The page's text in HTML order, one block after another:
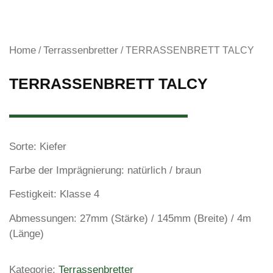
Home /Terrassenbretter / TERRASSENBRETT TALCY
TERRASSENBRETT TALCY
Sorte: Kiefer
Farbe der Imprägnierung: natürlich / braun
Festigkeit: Klasse 4
Abmessungen: 27mm (Stärke) / 145mm (Breite) / 4m
(Länge)
Kategorie: Terrassenbretter